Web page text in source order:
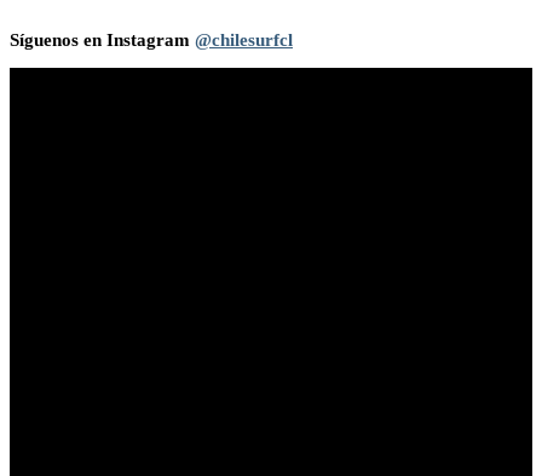
Síguenos en Instagram @chilesurfcl